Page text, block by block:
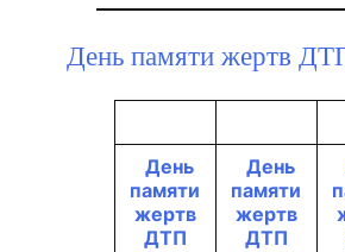
День памяти жертв
День
памяти
жертв
ДТП
День
памяти
жертв
ДТП